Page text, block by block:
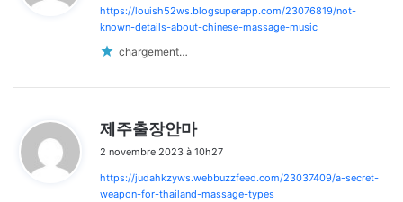
:
https://louish52ws.blogsuperapp.com/23076819/not-
known-details-about-chinese-massage-music
chargement…
제주출장안마
t
:
2 novembre 2023 à 10h27
https://judahkzyws.webbuzzfeed.com/23037409/a-secret-
weapon-for-thailand-massage-types